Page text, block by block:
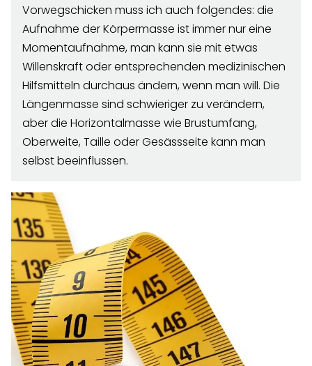
Vorwegschicken muss ich auch folgendes: die
Aufnahme der Körpermasse ist immer nur eine
Momentaufnahme, man kann sie mit etwas
Willenskraft oder entsprechenden medizinischen
Hilfsmitteln durchaus ändern, wenn man will. Die
Längenmasse sind schwieriger zu verändern,
aber die Horizontalmasse wie Brustumfang,
Oberweite, Taille oder Gesässseite kann man
selbst beeinflussen.